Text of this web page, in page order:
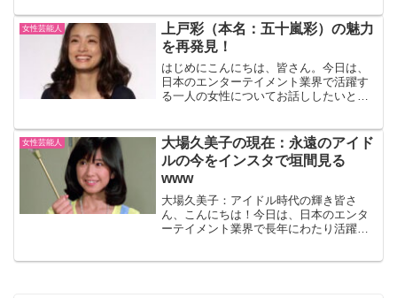
０分、メイク１０分』でこのクオリティ
ー」と驚...
女性芸能人
上戸彩（本名：五十嵐彩）の魅力
を再発見！
はじめにこんにちは、皆さん。今日は、
日本のエンターテイメント業界で活躍す
る一人の女性についてお話ししたいと思
ってみましょう。上戸彩の魅力上戸彩さ
んと言えば、その美しいル...
女性芸能人
大場久美子の現在：永遠のアイド
ルの今をインスタで垣間見る
www
大場久美子：アイドル時代の輝き皆さ
ん、こんにちは！今日は、日本のエンタ
ーテイメント業界で長年にわたり活躍し